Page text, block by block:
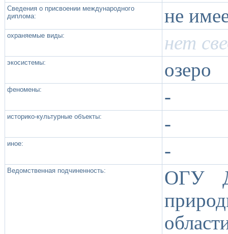
Сведения о присвоении международного
диплома:
не
охраняемые виды: нет
экосистемы: озеро
феномены: -
историко-культурные объекты: -
иное: -
Ведомственная подчиненность:
ОГУ